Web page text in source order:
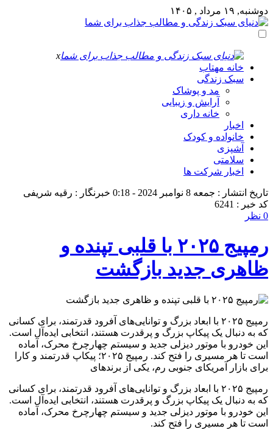
دوشنبه, ۱۹ مرداد , ۱۴۰۵
x
خانه مهتاب
سبک زندگی
مد و پوشاک
آرایش و زیبایی
خانه داری
اخبار
خانواده و کودک
آشپزی
سلامتی
اخبار شرکت ها
تاریخ انتشار : جمعه 8 نوامبر 2024 - 0:18
خبرنگار : رقیه شریفی
کد خبر : 6241
0 نظر
رمپیج ۲۰۲۵ با قلبی تپنده و
ظاهری جدید بازگشت
رمپیج ۲۰۲۵ با ابعاد بزرگ و توانایی‌های آفرود قدرتمند، برای کسانی
که به دنبال یک پیکاپ بزرگ و پرقدرت هستند، انتخابی ایده‌آل است.
این خودرو با موتور دیزلی جدید و سیستم چهارچرخ محرک، آماده
است تا هر مسیری را فتح کند. رمپیج ۲۰۲۵؛ پیکاپ قدرتمند و کارا
برای بازار آمریکای جنوبی رم، یکی از برندهای
رمپیج ۲۰۲۵ با ابعاد بزرگ و توانایی‌های آفرود قدرتمند، برای کسانی
که به دنبال یک پیکاپ بزرگ و پرقدرت هستند، انتخابی ایده‌آل است.
این خودرو با موتور دیزلی جدید و سیستم چهارچرخ محرک، آماده
است تا هر مسیری را فتح کند.